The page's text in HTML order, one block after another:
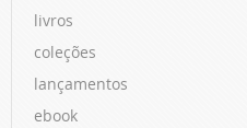
livros
coleções
lançamentos
ebook